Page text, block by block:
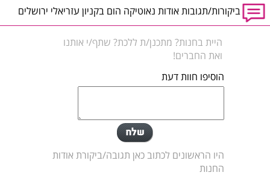
ביקורות/תגובות אודות נאוטיקה הום בקניון עזריאלי ירושלים
היית בחנות? מתכנן/ת ללכת? שתף/י אותנו
ואת החברים!
הוסיפו חוות דעת
היו הראשונים לכתוב כאן תגובה/ביקורת אודות
החנות